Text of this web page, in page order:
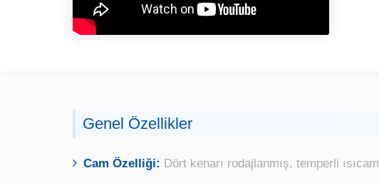
Genel Özellikler
Cam Özelliği: Dört kenarı rodajlanmış, temperli ısıcam